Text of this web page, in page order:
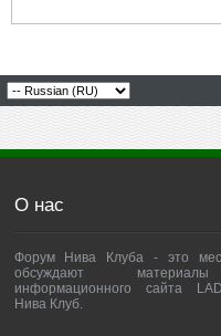
О нас
Форум Нива Клуба - это
обсуждают
информационного сайта
Нива Клуб.